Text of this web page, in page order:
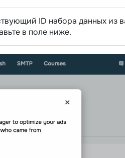
ID набора данных из
в поле ниже.